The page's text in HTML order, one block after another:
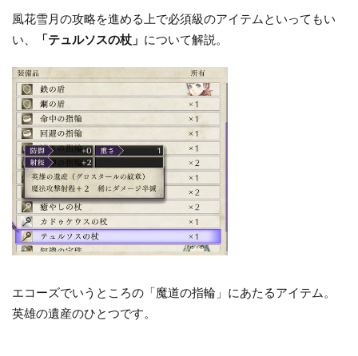
風花雪月の攻略を進める上で必須級のアイテムといってもい
い、
「テュルソスの杖」 について解説。
エコーズでいうところの「魔道の指輪」にあたるアイテム。
英雄の遺産のひとつです。